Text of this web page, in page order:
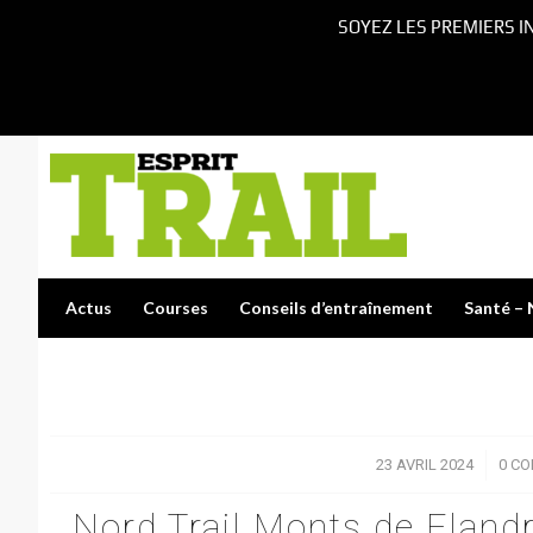
Actus Courses Conseils d’entraînement Santé –
23 AVRIL 2024
/ 0
SOYEZ LES PREMIERS